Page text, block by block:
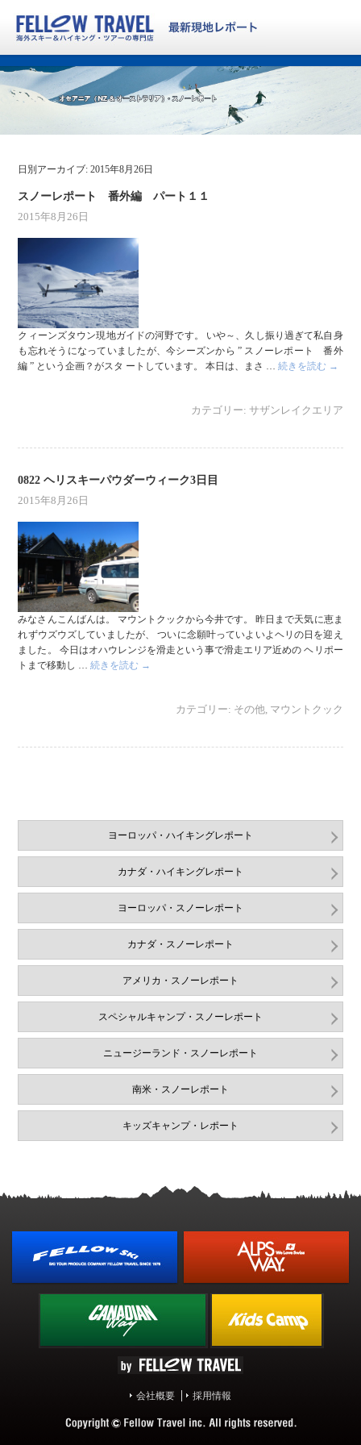
日別アーカイブ:2015年8月26日
スノーレポート 番外編 パート１１
2015年8月26日
クィーンズタウン現地ガイドの河野です。 いや～、久し振り過ぎて私自身
も忘れそうになっていましたが、今シーズンから ” スノーレポート 番外
編 ” という企画？がスタ ートしています。 本日は、まさ …続きを読む →
カテゴリー: サザンレイクエリア
0822 ヘリスキーパウダーウィーク3日目
2015年8月26日
みなさんこんばんは。 マウントクックから今井です。 昨日まで天気に恵ま
れずウズウズしていましたが、 ついに念願叶っていよいよヘリの日を迎え
ました。 今日はオハウレンジを滑走という事で滑走エリア近めの ヘリポー
トまで移動し …続きを読む →
カテゴリー: その他, マウントクック
ヨーロッパ・ハイキングレポート
カナダ・ハイキングレポート
ヨーロッパ・スノーレポート
カナダ・スノーレポート
アメリカ・スノーレポート
スペシャルキャンプ・スノーレポート
ニュージーランド・スノーレポート
南米・スノーレポート
キッズキャンプ・レポート
会社概要 採用情報